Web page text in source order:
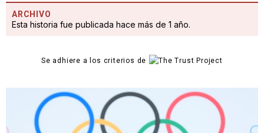
ARCHIVO
Esta historia fue publicada hace más de 1 año.
Se adhiere a los criterios de